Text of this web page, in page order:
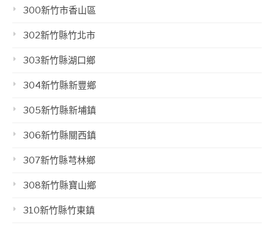
300新竹市香山區
302新竹縣竹北市
303新竹縣湖口鄉
304新竹縣新豐鄉
305新竹縣新埔鎮
306新竹縣關西鎮
307新竹縣芎林鄉
308新竹縣寶山鄉
310新竹縣竹東鎮